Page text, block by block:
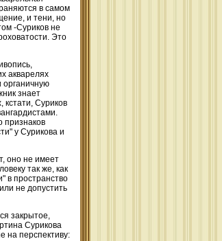
в самом
и тени, но
-Суриков не
Это
акварелях
органичную
знает
кстати, Суриков
признаков
у Сурикова и
оно не имеет
так же, как
в пространство
не допустить
закрытое,
Сурикова
на перспективу: